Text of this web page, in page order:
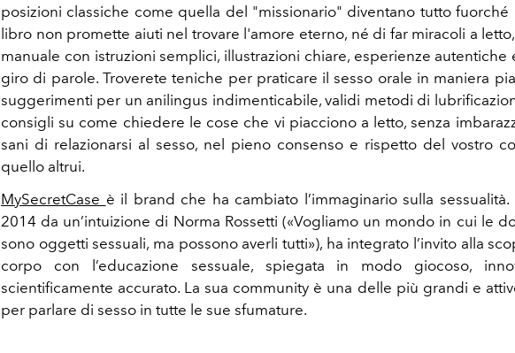
posizioni classiche come quella del "missionario" diventano tutto fuorché
libro non promette aiuti nel trovare l'amore eterno, né di far miracoli a
manuale con istruzioni semplici, illustrazioni chiare, esperienze autentiche
giro di parole. Troverete teniche per praticare il sesso orale in maniera
suggerimenti per un anilingus indimenticabile, validi metodi di
consigli su come chiedere le cose che vi piacciono a letto, senza
sani di relazionarsi al sesso, nel pieno consenso e rispetto del vostro
quello altrui.
MySecretCase è il brand che ha cambiato l’immaginario sulla sessualità.
2014 da un’intuizione di Norma Rossetti («Vogliamo un mondo in cui le
sono oggetti sessuali, ma possono averli tutti»), ha integrato l’invito alla
corpo con l’educazione sessuale, spiegata in modo giocoso,
scientificamente accurato. La sua community è una delle più grandi e
per parlare di sesso in tutte le sue sfumature.